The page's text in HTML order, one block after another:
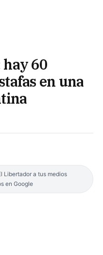
hay 60
en una
Libertador a tus medios
en Google